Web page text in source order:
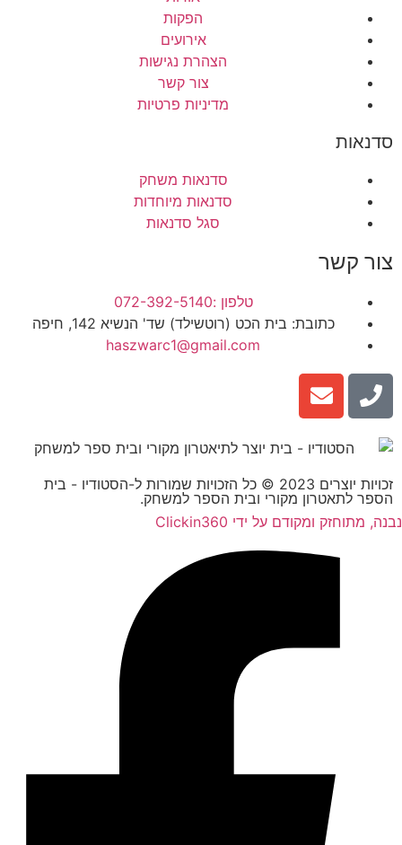
הפקות
אירועים
הצהרת נגישות
צור קשר
מדיניות פרטיות
סדנאות
סדנאות משחק
סדנאות מיוחדות
סגל סדנאות
צור קשר
טלפון :072-392-5140
כתובת: בית הכט (רוטשילד) שד' הנשיא 142, חיפה
haszwarc1@gmail.com
זכויות יוצרים 2023 © כל הזכויות שמורות ל-הסטודיו - בית
הספר לתאטרון מקורי ובית הספר למשחק.
נבנה, מתוחזק ומקודם על ידי Clickin360